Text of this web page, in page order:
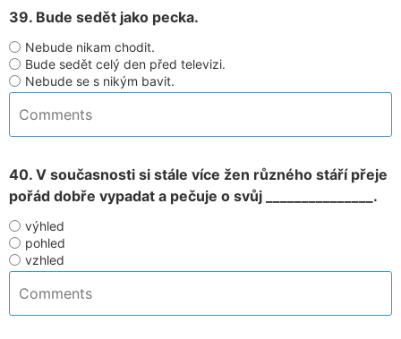
39. Bude sedět jako pecka.
Nebude nikam chodit.
Bude sedět celý den před televizi.
Nebude se s nikým bavit.
40. V současnosti si stále více žen různého stáří přeje
pořád dobře vypadat a pečuje o svůj _______________.
výhled
pohled
vzhled